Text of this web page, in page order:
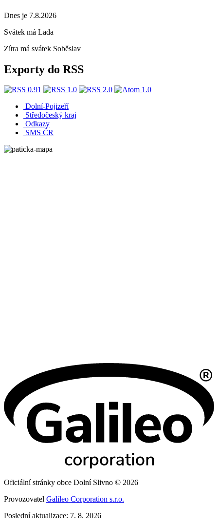
Dnes je 7.8.2026
Svátek má Lada
Zítra má svátek Soběslav
Exporty do RSS
Dolní-Pojizeří
Středočeský kraj
Odkazy
SMS ČR
Oficiální stránky obce Dolní Slivno © 2026
Provozovatel Galileo Corporation s.r.o.
Poslední aktualizace: 7. 8. 2026